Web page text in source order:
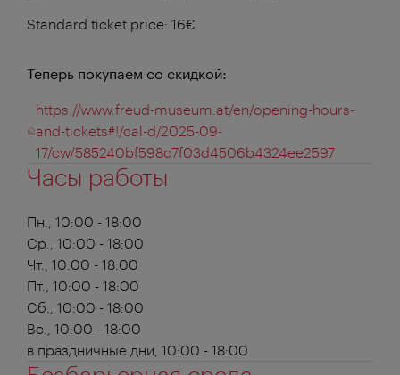
Standard ticket price: 16€
Теперь покупаем со скидкой:
https://www.freud-museum.at/en/opening-hours-
and-tickets#!/cal-d/2025-09-
17/cw/585240bf598c7f03d4506b4324ee2597
Часы работы
Пн., 10:00 - 18:00
Ср., 10:00 - 18:00
Чт., 10:00 - 18:00
Пт., 10:00 - 18:00
Сб., 10:00 - 18:00
Вс., 10:00 - 18:00
в праздничные дни, 10:00 - 18:00